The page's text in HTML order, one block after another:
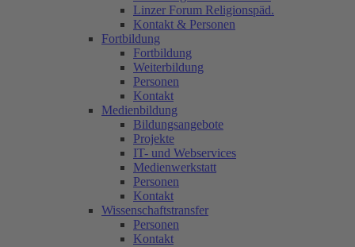
Linzer Forum Religionspäd.
Kontakt & Personen
Fortbildung
Fortbildung
Weiterbildung
Personen
Kontakt
Medienbildung
Bildungsangebote
Projekte
IT- und Webservices
Medienwerkstatt
Personen
Kontakt
Wissenschaftstransfer
Personen
Kontakt